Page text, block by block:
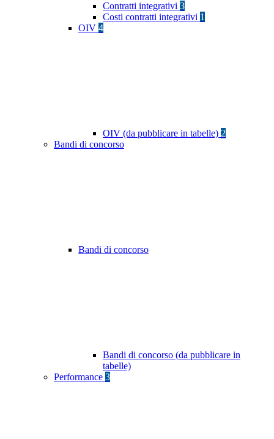
Contratti integrativi 3
Costi contratti integrativi 1
OIV 4
OIV (da pubblicare in tabelle) 2
Bandi di concorso
Bandi di concorso
Bandi di concorso (da pubblicare in
tabelle)
Performance 3